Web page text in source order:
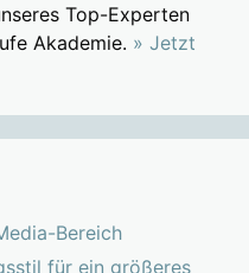
Top-Experten
Akademie. » Jetzt
Bereich
für ein größeres